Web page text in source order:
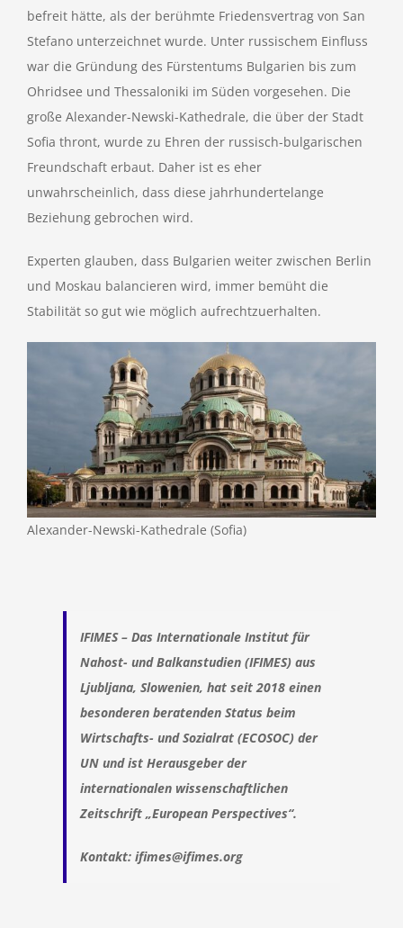
befreit hätte, als der berühmte Friedensvertrag von San
Stefano unterzeichnet wurde. Unter russischem Einfluss
war die Gründung des Fürstentums Bulgarien bis zum
Ohridsee und Thessaloniki im Süden vorgesehen. Die
große Alexander-Newski-Kathedrale, die über der Stadt
Sofia thront, wurde zu Ehren der russisch-bulgarischen
Freundschaft erbaut. Daher ist es eher
unwahrscheinlich, dass diese jahrhundertelange
Beziehung gebrochen wird.
Experten glauben, dass Bulgarien weiter zwischen Berlin
und Moskau balancieren wird, immer bemüht die
Stabilität so gut wie möglich aufrechtzuerhalten.
Alexander-Newski-Kathedrale (Sofia)
IFIMES – Das Internationale Institut für
Nahost- und Balkanstudien (IFIMES) aus
Ljubljana, Slowenien, hat seit 2018 einen
besonderen beratenden Status beim
Wirtschafts- und Sozialrat (ECOSOC) der
UN und ist Herausgeber der
internationalen wissenschaftlichen
Zeitschrift „European Perspectives“.
Kontakt: ifimes@ifimes.org